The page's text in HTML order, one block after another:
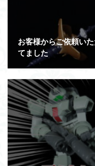
お客様からご依頼い
てました